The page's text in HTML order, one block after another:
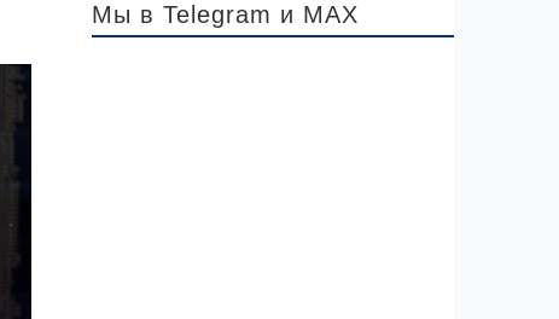
Мы в Telegram и MAX